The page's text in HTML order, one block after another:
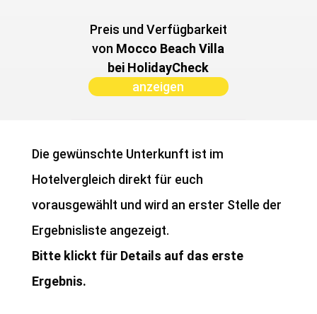
Preis und Verfügbarkeit
von ­ Mocco Beach Villa
bei HolidayCheck
anzeigen
Die gewünschte Unterkunft ist im
Hotelvergleich direkt für euch
vorausgewählt und wird an erster Stelle der
Ergebnisliste angezeigt.
Bitte klickt für Details auf das erste
Ergebnis.